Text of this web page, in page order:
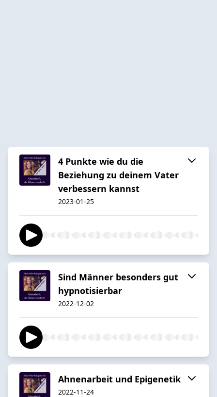
4 Punkte wie du die
Beziehung zu deinem Vater
verbessern kannst
2023-01-25
Sind Männer besonders gut
hypnotisierbar
2022-12-02
Ahnenarbeit und Epigenetik
2022-11-24